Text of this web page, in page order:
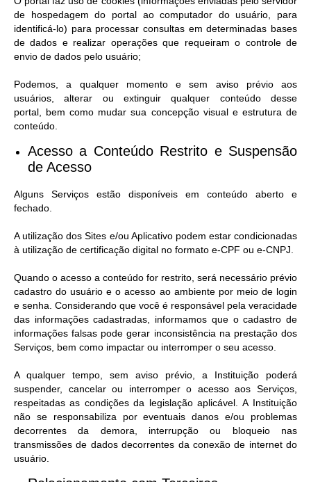
de hospedagem do portal ao computador do usuário, para
identificá-lo) para processar consultas em determinadas bases
de dados e realizar operações que requeiram o controle de
envio de dados pelo usuário;
Podemos, a qualquer momento e sem aviso prévio aos
usuários, alterar ou extinguir qualquer conteúdo desse
portal, bem como mudar sua concepção visual e estrutura de
conteúdo.
Acesso a Conteúdo Restrito e Suspensão
de Acesso​
Alguns Serviços estão disponíveis em conteúdo aberto e
fechado.
A utilização dos Sites e/ou Aplicativo podem estar condicionadas
à utilização de certificação digital no formato e-CPF ou e-CNPJ.
Quando o acesso a conteúdo for restrito, será necessário prévio
cadastro do usuário e o acesso ao ambiente por meio de login
e senha. Considerando que você é responsável pela veracidade
das informações cadastradas, informamos que o cadastro de
informações falsas pode gerar inconsistência na prestação dos
Serviços, bem como impactar ou interromper o seu acesso.
A qualquer tempo, sem aviso prévio, a Instituição poderá
suspender, cancelar ou interromper o acesso aos Serviços,
respeitadas as condições da legislação aplicável. A Instituição
não se responsabiliza por eventuais danos e/ou problemas
decorrentes da demora, interrupção ou bloqueio nas
transmissões de dados decorrentes da conexão de internet do
usuário.